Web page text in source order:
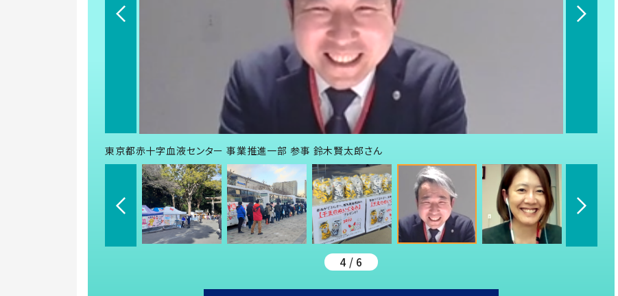
東京都赤十字血液センター 事業推進一部 参事 鈴木賢太郎さん
4 / 6